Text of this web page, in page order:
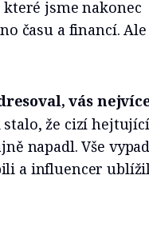
jsme nakonec
času a financí.
vás
že cizí
napadl. Vše
a influencer